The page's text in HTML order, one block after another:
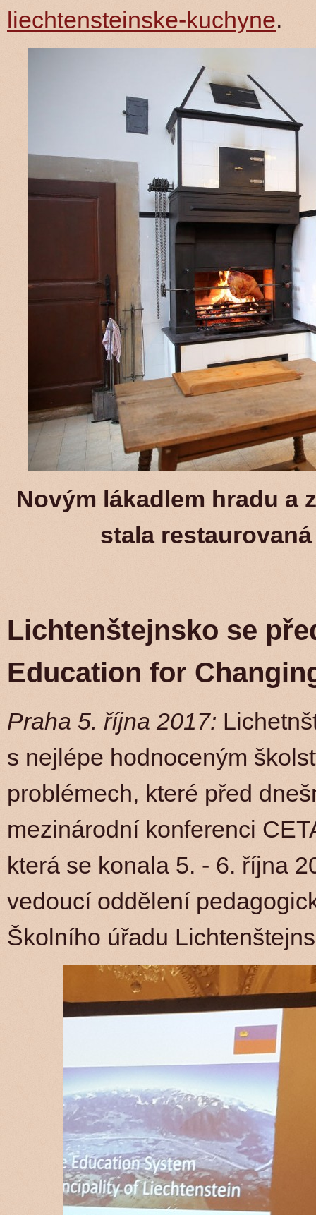
liechtensteinske-kuchyne.
Novým lákadlem hradu a
stala
Lichtenštejnsko se
Education for
Praha 5. října 2017:
s nejlépe hodnoceným
problémech, které před
mezinárodní konferenci
která se konala 5. - 6. října
vedoucí oddělení
Školního úřadu